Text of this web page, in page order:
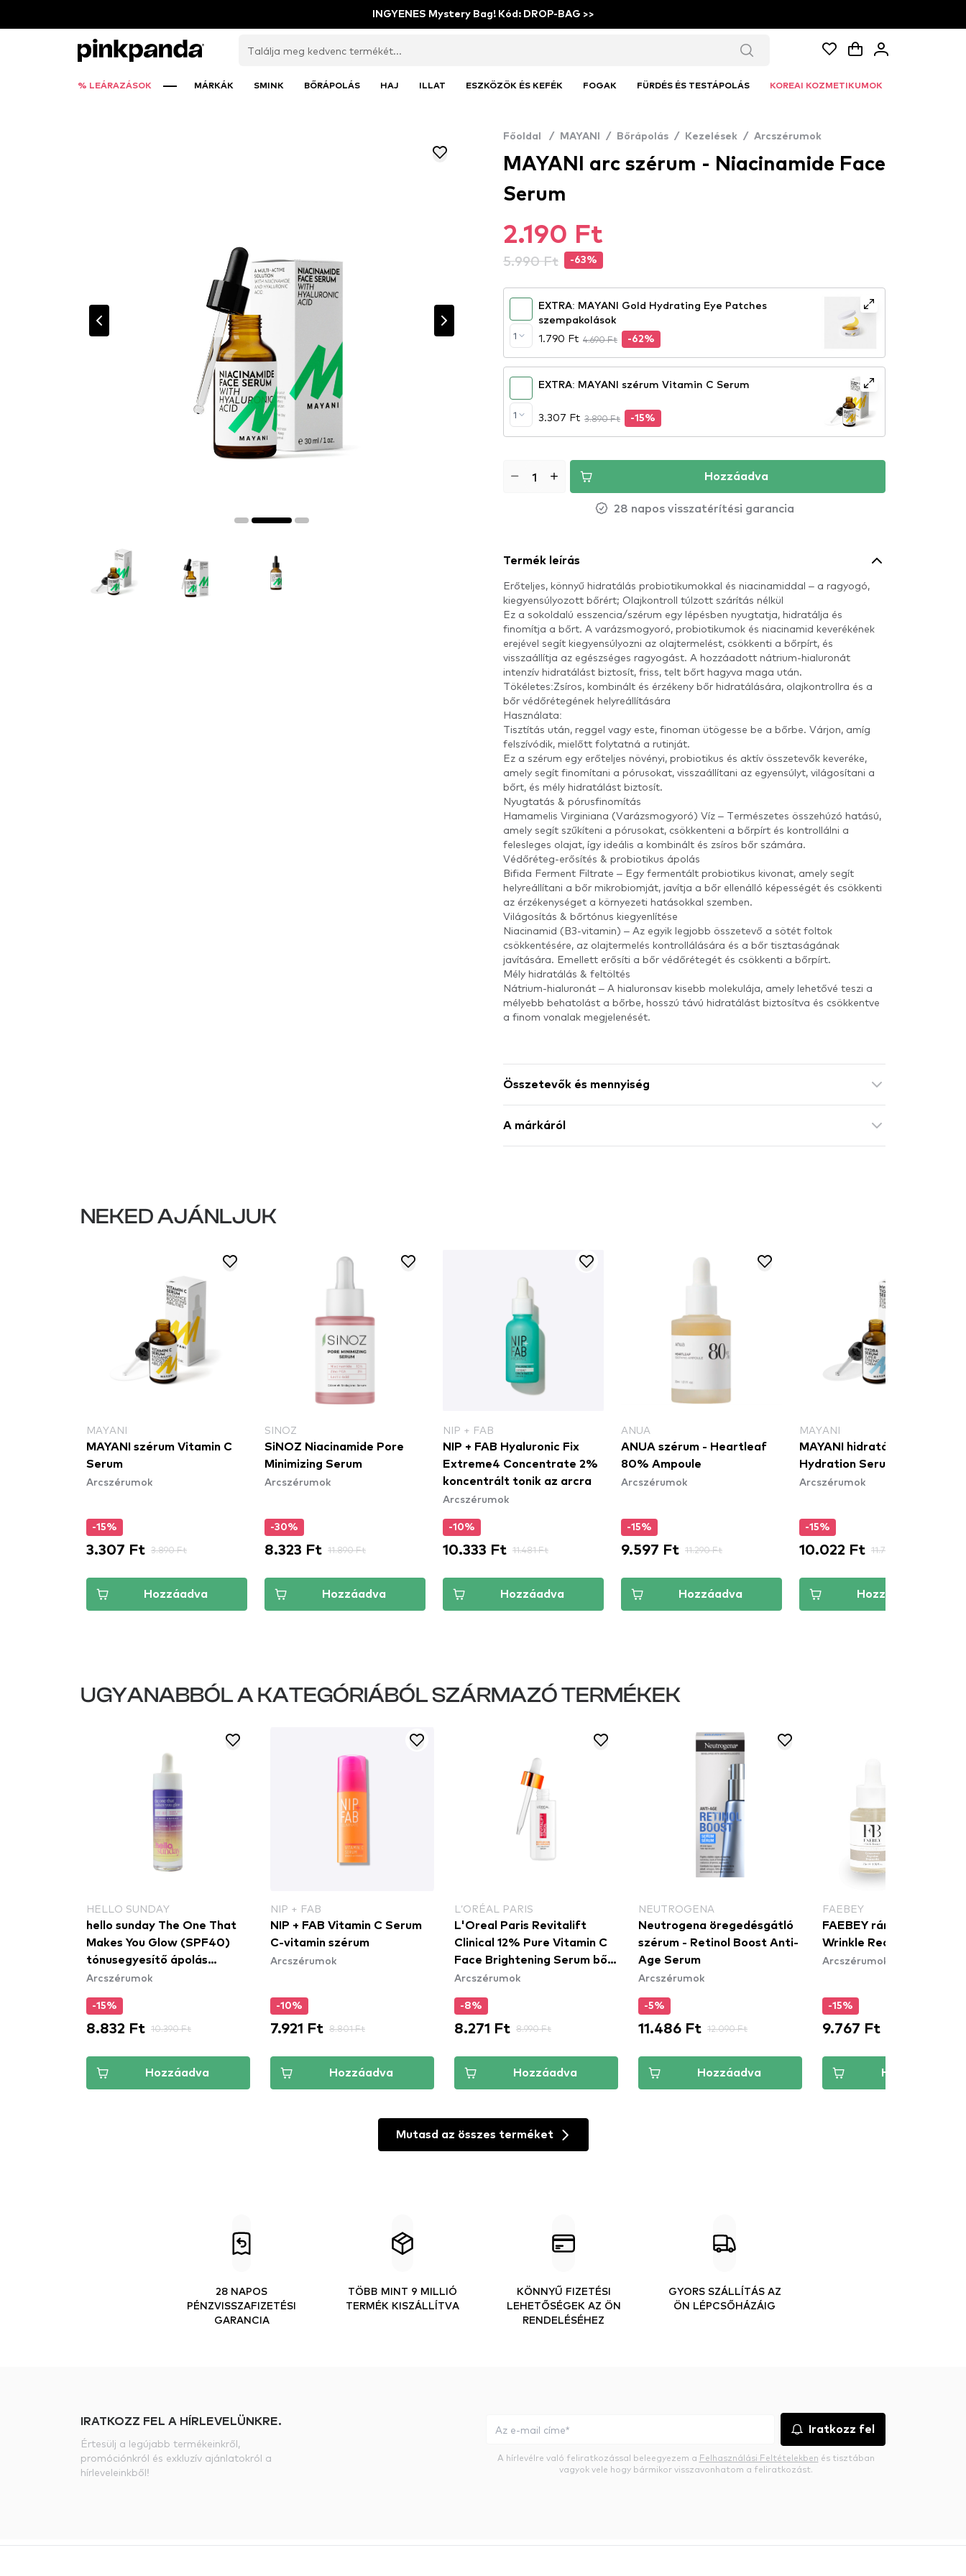
INGYENES Mystery Bag! Kód: DROP-BAG >>
% LEÁRAZÁSOK MÁRKÁK SMINK BŐRÁPOLÁS HAJ ILLAT ESZKÖZÖK ÉS KEFÉK FOGAK FÜRDÉS ÉS TESTÁPOLÁS KOREAI KOZMETIKUMOK
Főoldal / MAYANI / Bőrápolás / Kezelések / Arcszérumok
MAYANI arc szérum - Niacinamide Face
Serum
2.190 Ft
5.990 Ft -63%
1
EXTRA: MAYANI Gold Hydrating Eye Patches
szempakolások
1.790 Ft 4.690 Ft -62%
1
EXTRA: MAYANI szérum Vitamin C Serum
3.307 Ft 3.890 Ft -15%
Hozzáadva
28 napos visszatérítési garancia
Termék leírás
Erőteljes, könnyű hidratálás probiotikumokkal és niacinamiddal – a ragyogó,
kiegyensúlyozott bőrért; Olajkontroll túlzott szárítás nélkül
Ez a sokoldalú esszencia/szérum egy lépésben nyugtatja, hidratálja és
finomítja a bőrt. A varázsmogyoró, probiotikumok és niacinamid keverékének
erejével segít kiegyensúlyozni az olajtermelést, csökkenti a bőrpírt, és
visszaállítja az egészséges ragyogást. A hozzáadott nátrium-hialuronát
intenzív hidratálást biztosít, friss, telt bőrt hagyva maga után.
Tökéletes:Zsíros, kombinált és érzékeny bőr hidratálására, olajkontrollra és a
bőr védőrétegének helyreállítására
Használata:
Tisztítás után, reggel vagy este, finoman ütögesse be a bőrbe. Várjon, amíg
felszívódik, mielőtt folytatná a rutinját.
Ez a szérum egy erőteljes növényi, probiotikus és aktív összetevők keveréke,
amely segít finomítani a pórusokat, visszaállítani az egyensúlyt, világosítani a
bőrt, és mély hidratálást biztosít.
Nyugtatás & pórusfinomítás
Hamamelis Virginiana (Varázsmogyoró) Víz – Természetes összehúzó hatású,
amely segít szűkíteni a pórusokat, csökkenteni a bőrpírt és kontrollálni a
felesleges olajat, így ideális a kombinált és zsíros bőr számára.
Védőréteg-erősítés & probiotikus ápolás
Bifida Ferment Filtrate – Egy fermentált probiotikus kivonat, amely segít
helyreállítani a bőr mikrobiomját, javítja a bőr ellenálló képességét és csökkenti
az érzékenységet a környezeti hatásokkal szemben.
Világosítás & bőrtónus kiegyenlítése
Niacinamid (B3-vitamin) – Az egyik legjobb összetevő a sötét foltok
csökkentésére, az olajtermelés kontrollálására és a bőr tisztaságának
javítására. Emellett erősíti a bőr védőrétegét és csökkenti a bőrpírt.
Mély hidratálás & feltöltés
Nátrium-hialuronát – A hialuronsav kisebb molekulája, amely lehetővé teszi a
mélyebb behatolást a bőrbe, hosszú távú hidratálást biztosítva és csökkentve
a finom vonalak megjelenését.
Összetevők és mennyiség
A márkáról
NEKED AJÁNLJUK
MAYANI
MAYANI szérum Vitamin C
Serum
Arcszérumok
-15%
3.307 Ft 3.890 Ft
Hozzáadva
SINOZ
SiNOZ Niacinamide Pore
Minimizing Serum
Arcszérumok
-30%
8.323 Ft 11.890 Ft
Hozzáadva
NIP + FAB
NIP + FAB Hyaluronic Fix
Extreme4 Concentrate 2%
koncentrált tonik az arcra
Arcszérumok
-10%
10.333 Ft 11.481 Ft
Hozzáadva
ANUA
ANUA szérum - Heartleaf
80% Ampoule
Arcszérumok
-15%
9.597 Ft 11.290 Ft
Hozzáadva
MAYANI
MAYANI hidratáló szérum
Hydration Serum
Arcszérumok
-15%
10.022 Ft 11.790 Ft
Hozzáadva
UGYANABBÓL A KATEGÓRIÁBÓL SZÁRMAZÓ TERMÉKEK
HELLO SUNDAY
hello sunday The One That
Makes You Glow (SPF40)
tónusegyesítő ápolás
hiperpigmentációs arcbőrre
Arcszérumok
-15%
8.832 Ft 10.390 Ft
Hozzáadva
NIP + FAB
NIP + FAB Vitamin C Serum
C-vitamin szérum
Arcszérumok
-10%
7.921 Ft 8.801 Ft
Hozzáadva
L’ORÉAL PARIS
L'Oreal Paris Revitalift
Clinical 12% Pure Vitamin C
Face Brightening Serum bőr
szérum C vitamin
Arcszérumok
-8%
8.271 Ft 8.990 Ft
Hozzáadva
NEUTROGENA
Neutrogena öregedésgátló
szérum - Retinol Boost Anti-
Age Serum
Arcszérumok
-5%
11.486 Ft 12.090 Ft
Hozzáadva
FAEBEY
FAEBEY ránctalanító
Wrinkle Reducer Serum
Arcszérumok
-15%
9.767 Ft
Hozzáadva
Mutasd az összes terméket
28 NAPOS
PÉNZVISSZAFIZETÉSI
GARANCIA
TÖBB MINT 9 MILLIÓ
TERMÉK KISZÁLLÍTVA
KÖNNYŰ FIZETÉSI
LEHETŐSÉGEK AZ ÖN
RENDELÉSÉHEZ
GYORS SZÁLLÍTÁS AZ
ÖN LÉPCSŐHÁZÁIG
IRATKOZZ FEL A HÍRLEVELÜNKRE.
Értesülj a legújabb termékeinkről,
promóciónkról és exkluzív ajánlatokról a
hírleveleinkből!
Iratkozz fel
A hírlevélre való feliratkozással beleegyezem a Felhasználási Feltételekben és tisztában
vagyok vele hogy bármikor visszavonhatom a feliratkozást.